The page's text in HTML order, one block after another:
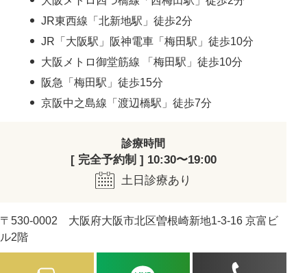
JR東西線「北新地駅」徒歩2分
JR「大阪駅」阪神電車「梅田駅」徒歩10分
大阪メトロ御堂筋線 「梅田駅」徒歩10分
阪急「梅田駅」徒歩15分
京阪中之島線「渡辺橋駅」徒歩7分
診療時間
[ 完全予約制 ] 10:30〜19:00
土日診療あり
〒530-0002 大阪府大阪市北区曽根崎新地1-3-16 京富ビ
ル2階